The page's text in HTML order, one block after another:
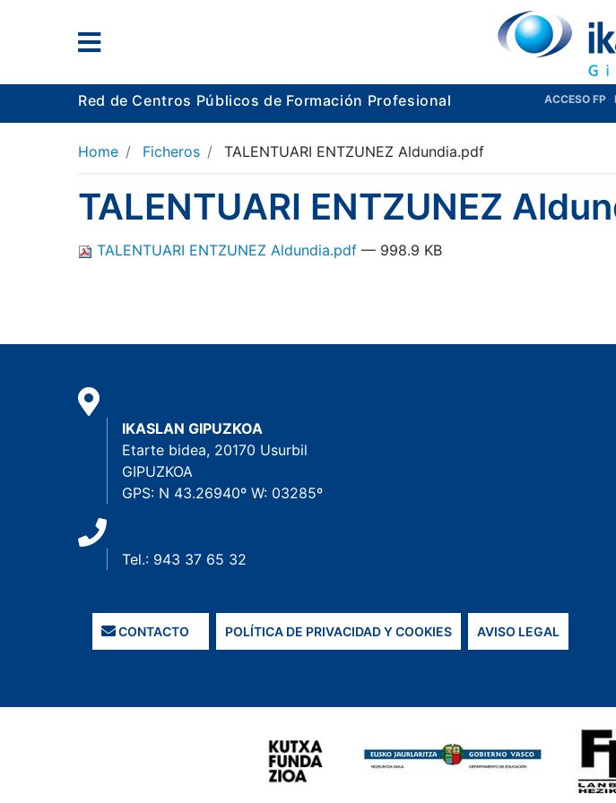
Red de Centros Públicos de Formación Profesional ACCESO FP
Home Ficheros TALENTUARI ENTZUNEZ Aldundia.pdf
TALENTUARI ENTZUNEZ
TALENTUARI ENTZUNEZ Aldundia.pdf — 998.9 KB
IKASLAN GIPUZKOA
Etarte bidea, 20170 Usurbil
GIPUZKOA
GPS: N 43.26940º W: 03285º
Tel.: 943 37 65 32
CONTACTO POLÍTICA DE PRIVACIDAD Y COOKIES AVISO LEGAL